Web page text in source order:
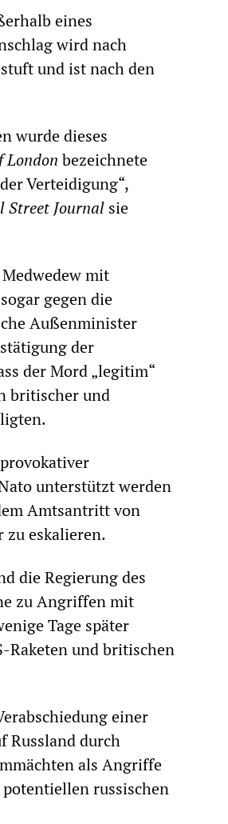
eines
wird nach
und ist nach den
wurde dieses
London bezeichnete
Verteidigung“,
Street Journal sie
mit
gegen die
Außenminister
der
der Mord „legitim“
britischer und
unterstützt werden
Amtsantritt von
zu eskalieren.
die Regierung des
zu Angriffen mit
Tage später
Raketen und britischen
einer
Russland durch
als Angriffe
russischen